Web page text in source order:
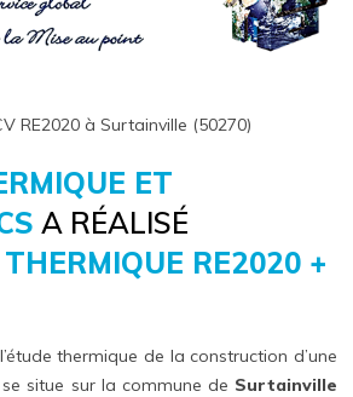
RE2020 à Surtainville (50270)
ET
A RÉALISÉ
RE2020 +
thermique de la construction d’une
situe sur la commune de Surtainville